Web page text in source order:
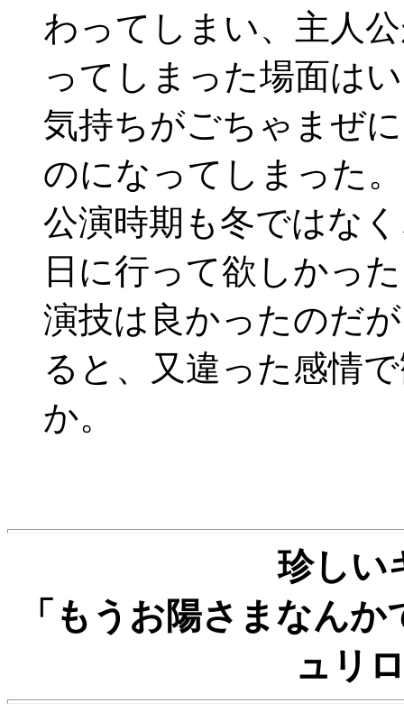
わってしまい、主人
ってしまった場面は
気持ちがごちゃまぜ
のになってしまった。
公演時期も冬ではな
日に行って欲しかっ
演技は良かったのだ
ると、又違った感情
か。
珍しい
「もうお陽さまなん
ュリ